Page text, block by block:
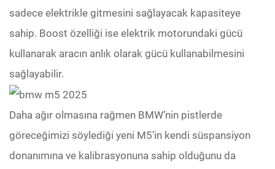
sadece elektrikle gitmesini sağlayacak kapasiteye
sahip. Boost özelliği ise elektrik motorundaki gücü
kullanarak aracın anlık olarak gücü kullanabilmesini
sağlayabilir.
Daha ağır olmasına rağmen BMW’nin pistlerde
göreceğimizi söylediği yeni M5’in kendi süspansiyon
donanımına ve kalibrasyonuna sahip olduğunu da